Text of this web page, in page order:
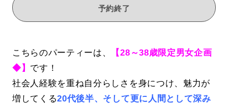
予約終了
こちらのパーティーは、
【28～38歳限定男女企画
◆】 です！
社会人経験を重ね自分らしさを身につけ、魅力が
増してくる20代後半、そして更に人間として深み